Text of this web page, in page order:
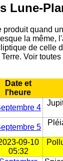
Lune-
produit quand
la même,
de celle
Voir toutes
Date et
l'heure
4
5
09-10
05:32